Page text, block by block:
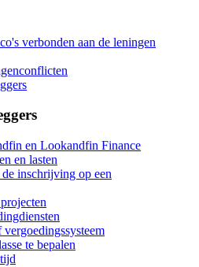
verbonden aan de leningen
en Lookandfin Finance
en lasten
inschrijving op een
te bepalen